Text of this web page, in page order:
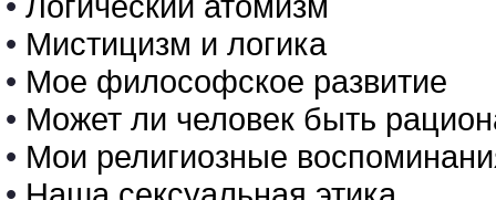
• Мистицизм и логика
• Мое философское развитие
• Может ли человек быть
• Мои религиозные